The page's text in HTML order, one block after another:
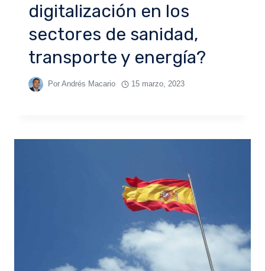
digitalización en los
sectores de sanidad,
transporte y energía?
Por Andrés Macario 15 marzo, 2023